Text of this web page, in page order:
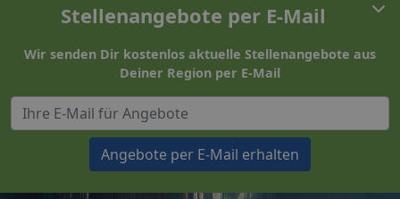
Stellenangebote per E-Mail
Wir senden Dir kostenlos aktuelle Stellenangebote aus
Deiner Region per E-Mail
Angebote per E-Mail erhalten